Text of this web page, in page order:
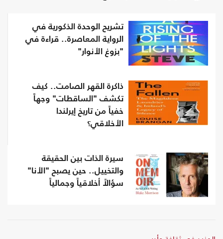
تشريح الوحدة الذكورية في
الرواية المعاصرة.. قراءة في
"بزوغ الأنوار"
ذاكرة القهر الصامت.. كيف
تكشف "الساقطات" وجهاً
خفياً من تاريخ إيرلندا
الأخلاقي؟
سيرة الذات بين الحقيقة
والتخييل.. حين يصبح "الأنا"
سؤالاً أخلاقياً وجمالياً